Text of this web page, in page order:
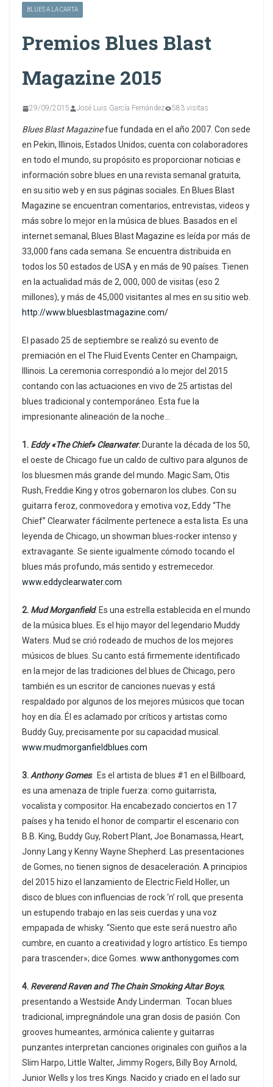
BLUES A LA CARTA
Premios Blues Blast
Magazine 2015
29/09/2015 José Luis García Fernández 583 visitas
Blues Blast Magazinefue fundada en el año 2007. Con sede
en Pekin, Illinois, Estados Unidos; cuenta con colaboradores
en todo el mundo, su propósito es proporcionar noticias e
información sobre blues en una revista semanal gratuita,
en su sitio web y en sus páginas sociales. En Blues Blast
Magazine se encuentran comentarios, entrevistas, videos y
más sobre lo mejor en la música de blues. Basados en el
internet semanal, Blues Blast Magazine es leída por más de
33,000 fans cada semana. Se encuentra distribuida en
todos los 50 estados de USA y en más de 90 países. Tienen
en la actualidad más de 2, 000, 000 de visitas (eso 2
millones), y más de 45,000 visitantes al mes en su sitio web.
http://www.bluesblastmagazine.com/
El pasado 25 de septiembre se realizó su evento de
premiación en el The Fluid Events Center en Champaign,
Illinois. La ceremonia correspondió a lo mejor del 2015
contando con las actuaciones en vivo de 25 artistas del
blues tradicional y contemporáneo. Esta fue la
impresionante alineación de la noche…
1. Eddy «The Chief» Clearwater. Durante la década de los 50,
el oeste de Chicago fue un caldo de cultivo para algunos de
los bluesmen más grande del mundo. Magic Sam, Otis
Rush, Freddie King y otros gobernaron los clubes. Con su
guitarra feroz, conmovedora y emotiva voz, Eddy “The
Chief” Clearwater fácilmente pertenece a esta lista. Es una
leyenda de Chicago, un showman blues-rocker intenso y
extravagante. Se siente igualmente cómodo tocando el
blues más profundo, más sentido y estremecedor.
www.eddyclearwater.com
2. Mud Morganfield. Es una estrella establecida en el mundo
de la música blues. Es el hijo mayor del legendario Muddy
Waters. Mud se crió rodeado de muchos de los mejores
músicos de blues. Su canto está firmemente identificado
en la mejor de las tradiciones del blues de Chicago, pero
también es un escritor de canciones nuevas y está
respaldado por algunos de los mejores músicos que tocan
hoy en día. Él es aclamado por críticos y artistas como
Buddy Guy, precisamente por su capacidad musical.
www.mudmorganfieldblues.com
3.Anthony Gomes. Es el artista de blues #1 en el Billboard,
es una amenaza de triple fuerza: como guitarrista,
vocalista y compositor. Ha encabezado conciertos en 17
países y ha tenido el honor de compartir el escenario con
B.B. King, Buddy Guy, Robert Plant, Joe Bonamassa, Heart,
Jonny Lang y Kenny Wayne Shepherd. Las presentaciones
de Gomes, no tienen signos de desaceleración. A principios
del 2015 hizo el lanzamiento de Electric Field Holler, un
disco de blues con influencias de rock ‘n’ roll, que presenta
un estupendo trabajo en las seis cuerdas y una voz
empapada de whisky. “Siento que este será nuestro año
cumbre, en cuanto a creatividad y logro artístico. Es tiempo
para trascender»; dice Gomes. www.anthonygomes.com
4. Reverend Raven and The Chain Smoking Altar Boys,
presentando a Westside Andy Linderman. Tocan blues
tradicional, impregnándole una gran dosis de pasión. Con
grooves humeantes, armónica caliente y guitarras
punzantes interpretan canciones originales con guiños a la
Slim Harpo, Little Walter, Jimmy Rogers, Billy Boy Arnold,
Junior Wells y los tres Kings. Nacido y criado en el lado sur